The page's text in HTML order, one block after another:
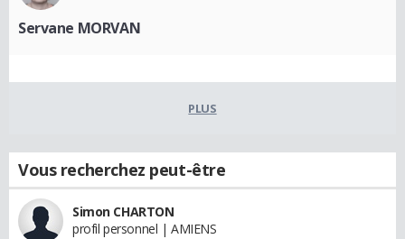
Servane MORVAN
PLUS
Vous recherchez peut-être
Simon CHARTON
profil personnel | AMIENS